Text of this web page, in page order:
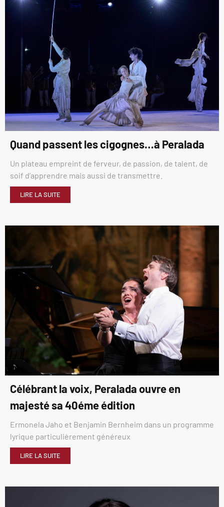
Quand passent les cigognes…à Peralada
Un plateau empreint de ferveur, de passion, de talent, de
soif d’apprendre mais aussi de transmettre.
LIRE LA SUITE
Célébrant la voix, Peralada ouvre en
majesté sa 40éme édition
Ermonela Jaho et Benjamin Bernheim dans un programme
lyrique particulièrement généreux
LIRE LA SUITE